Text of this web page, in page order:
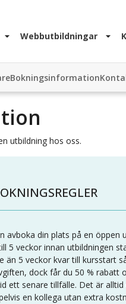
Webbutbildningar
Bokningsinformation
utbildning hos oss.
avboka din plats på en öppen
5 veckor innan utbildningen
än 5 veckor kvar till kursstart
dock får du 50 % rabatt
ett senare tillfälle. Det är
en kollega utan extra